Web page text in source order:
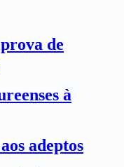
de
à
adeptos